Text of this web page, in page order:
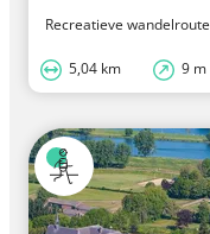
Recreatieve wandelroute
5,04 km 9 m